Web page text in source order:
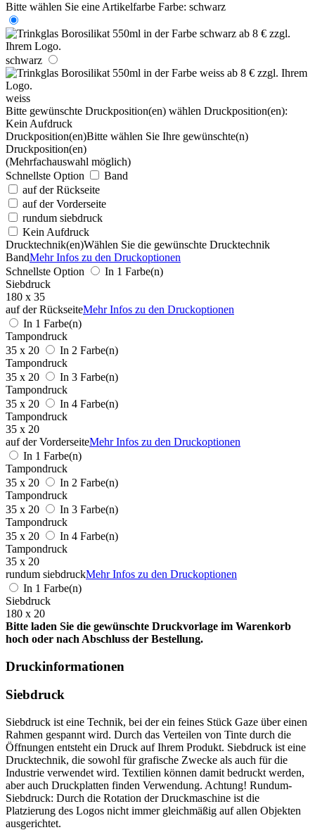
Bitte wählen Sie eine Artikelfarbe Farbe: schwarz
schwarz
weiss
Bitte gewünschte Druckposition(en) wählen Druckposition(en):
Kein Aufdruck
Druckposition(en)Bitte wählen Sie Ihre gewünschte(n)
Druckposition(en)
(Mehrfachauswahl möglich)
Schnellste Option
Band
auf der Rückseite
auf der Vorderseite
rundum siebdruck
Kein Aufdruck
Drucktechnik(en)Wählen Sie die gewünschte Drucktechnik
BandMehr Infos zu den Druckoptionen
Schnellste Option
In 1 Farbe(n)
Siebdruck
180 x 35
auf der RückseiteMehr Infos zu den Druckoptionen
In 1 Farbe(n)
Tampondruck
35 x 20
In 2 Farbe(n)
Tampondruck
35 x 20
In 3 Farbe(n)
Tampondruck
35 x 20
In 4 Farbe(n)
Tampondruck
35 x 20
auf der VorderseiteMehr Infos zu den Druckoptionen
In 1 Farbe(n)
Tampondruck
35 x 20
In 2 Farbe(n)
Tampondruck
35 x 20
In 3 Farbe(n)
Tampondruck
35 x 20
In 4 Farbe(n)
Tampondruck
35 x 20
rundum siebdruckMehr Infos zu den Druckoptionen
In 1 Farbe(n)
Siebdruck
180 x 20
Bitte laden Sie die gewünschte Druckvorlage im Warenkorb
hoch oder nach Abschluss der Bestellung.
Druckinformationen
Siebdruck
Siebdruck ist eine Technik, bei der ein feines Stück Gaze über einen
Rahmen gespannt wird. Durch das Verteilen von Tinte durch die
Öffnungen entsteht ein Druck auf Ihrem Produkt. Siebdruck ist eine
Drucktechnik, die sowohl für grafische Zwecke als auch für die
Industrie verwendet wird. Textilien können damit bedruckt werden,
aber auch Druckplatten finden Verwendung. Achtung! Rundum-
Siebdruck: Durch die Rotation der Druckmaschine ist die
Platzierung des Logos nicht immer gleichmäßig auf allen Objekten
ausgerichtet.